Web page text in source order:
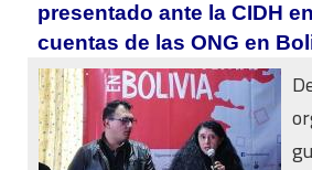
presentado ante la CIDH
cuentas de las ONG en